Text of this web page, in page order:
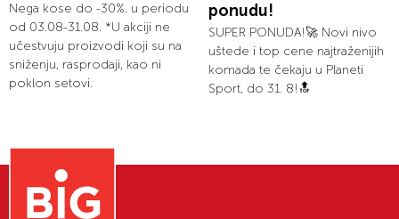
Nega kose do -30%. u periodu
od 03.08-31.08. *U akciji ne
učestvuju proizvodi koji su na
sniženju, rasprodaji, kao ni
poklon setovi.
ponudu!
SUPER PONUDA!🚀 Novi nivo
uštede i top cene najtraženijih
komada te čekaju u Planeti
Sport, do 31. 8!🔝